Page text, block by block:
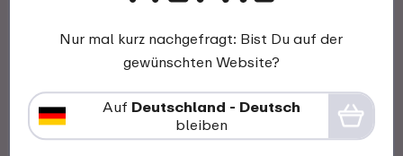
Unsere Geschichte
Mepal und Nachhaltigkeit
Nur mal kurz nachgefragt: Bist Du auf der
gewünschten Website?
Auf Deutschland - Deutsch
bleiben